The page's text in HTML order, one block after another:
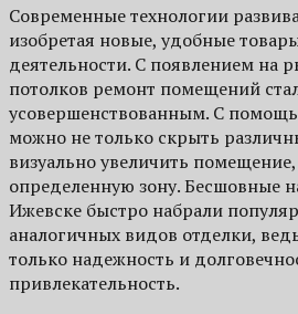
Современные технологии
изобретая новые, удобные
деятельности. С появлением на
потолков ремонт помещений
усовершенствованным. С
можно не только скрыть
визуально увеличить
определенную зону. Бесшовные
Ижевске быстро набрали
аналогичных видов отделки,
только надежность и
привлекательность.